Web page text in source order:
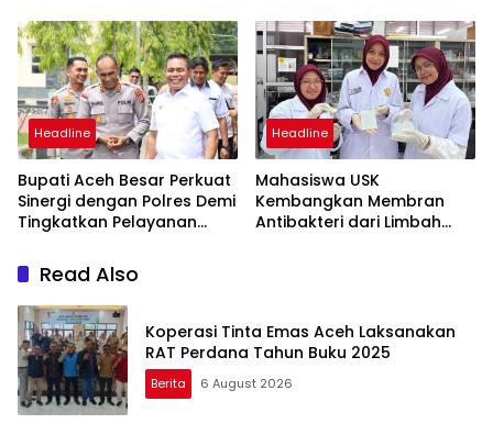
Headline
Bupati Aceh Besar Perkuat
Sinergi dengan Polres Demi
Tingkatkan Pelayanan
Headline
Mahasiswa USK
Kembangkan Membran
Antibakteri dari Limbah
Read Also
Koperasi Tinta Emas Aceh Laksanakan
RAT Perdana Tahun Buku 2025
Berita 6 August 2026